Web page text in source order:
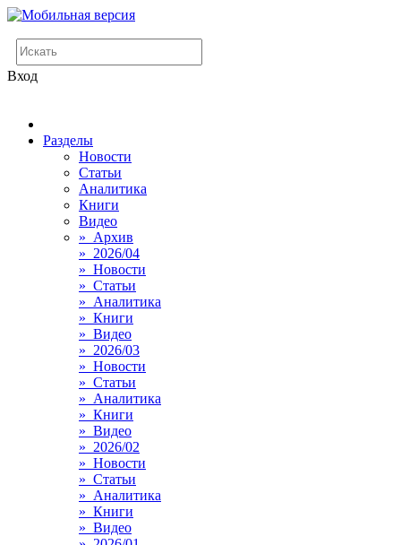
Вход
Разделы
Новости
Статьи
Аналитика
Книги
Видео
» Архив
» 2026/04
» Новости
» Статьи
» Аналитика
» Книги
» Видео
» 2026/03
» Новости
» Статьи
» Аналитика
» Книги
» Видео
» 2026/02
» Новости
» Статьи
» Аналитика
» Книги
» Видео